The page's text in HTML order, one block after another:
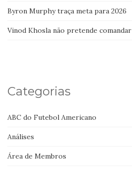
Byron Murphy traça meta para 2026
Vinod Khosla não pretende
Categorias
ABC do Futebol Americano
Análises
Área de Membros